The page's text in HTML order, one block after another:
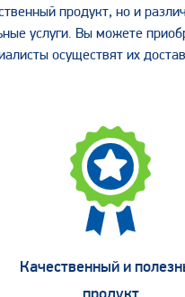
продукт, но и
услуги. Вы можете
осуществят их
Качественный и